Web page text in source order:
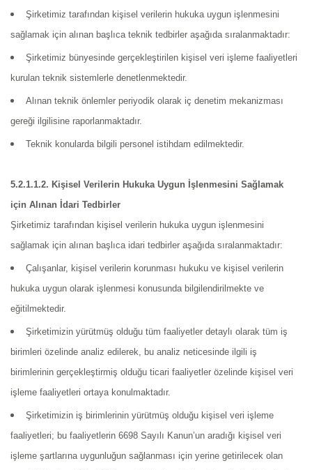
Şirketimiz tarafından kişisel verilerin hukuka uygun işlenmesini
sağlamak için alınan başlıca teknik tedbirler aşağıda sıralanmaktadır:
Şirketimiz bünyesinde gerçekleştirilen kişisel veri işleme faaliyetleri
kurulan teknik sistemlerle denetlenmektedir.
Alınan teknik önlemler periyodik olarak iç denetim mekanizması
gereği ilgilisine raporlanmaktadır.
Teknik konularda bilgili personel istihdam edilmektedir.
5.2.1.1.2. Kişisel Verilerin Hukuka Uygun İşlenmesini Sağlamak
için Alınan İdari Tedbirler
Şirketimiz tarafından kişisel verilerin hukuka uygun işlenmesini
sağlamak için alınan başlıca idari tedbirler aşağıda sıralanmaktadır:
Çalışanlar, kişisel verilerin korunması hukuku ve kişisel verilerin
hukuka uygun olarak işlenmesi konusunda bilgilendirilmekte ve
eğitilmektedir.
Şirketimizin yürütmüş olduğu tüm faaliyetler detaylı olarak tüm iş
birimleri özelinde analiz edilerek, bu analiz neticesinde ilgili iş
birimlerinin gerçekleştirmiş olduğu ticari faaliyetler özelinde kişisel veri
işleme faaliyetleri ortaya konulmaktadır.
Şirketimizin iş birimlerinin yürütmüş olduğu kişisel veri işleme
faaliyetleri; bu faaliyetlerin 6698 Sayılı Kanun’un aradığı kişisel veri
işleme şartlarına uygunluğun sağlanması için yerine getirilecek olan